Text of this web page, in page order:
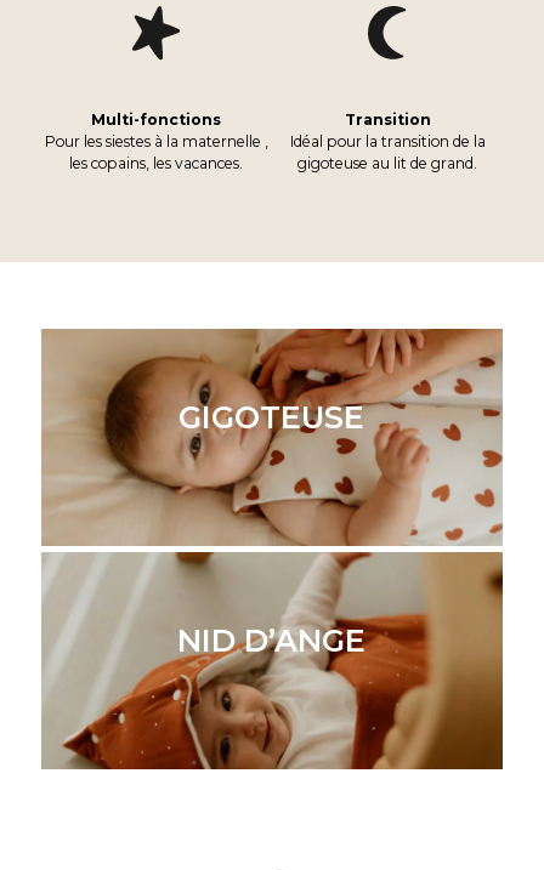
Multi-fonctions
Pour les siestes à la maternelle ,
les copains, les vacances.
Transition
Idéal pour la transition de la
gigoteuse au lit de grand.
GIGOTEUSE
NID D’ANGE